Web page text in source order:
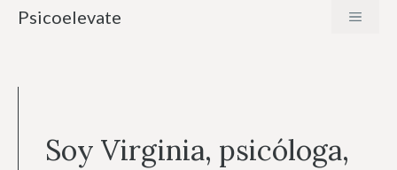
SaltarPsicoelevate MENÚ
Soy Virginia, psicóloga,